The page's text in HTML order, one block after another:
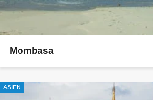
Mombasa
ASIEN